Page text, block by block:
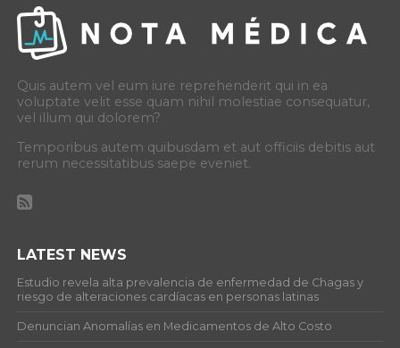
Quis autem vel eum iure reprehenderit qui in ea
voluptate velit esse quam nihil molestiae consequatur,
vel illum qui dolorem?
Temporibus autem quibusdam et aut officiis debitis aut
rerum necessitatibus saepe eveniet.
LATEST NEWS
Estudio revela alta prevalencia de enfermedad de Chagas y
riesgo de alteraciones cardíacas en personas latinas
Denuncian Anomalías en Medicamentos de Alto Costo